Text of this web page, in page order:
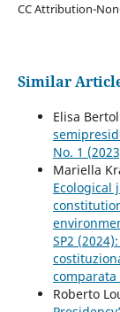
CC Attribution-
Similar
Elisa
No. 1
Mariella
Ecological
SP2
comparata
Roberto